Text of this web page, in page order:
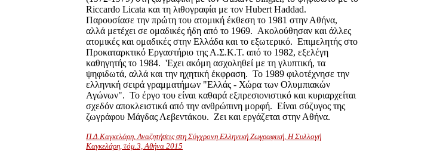
Riccardo Licata και τη λιθογραφία με τον Hubert Haddad.
Παρουσίασε την πρώτη του ατομική έκθεση το 1981 στην Αθήνα,
αλλά μετέχει σε ομαδικές ήδη από το 1969. Ακολούθησαν και άλλες
ατομικές και ομαδικές στην Ελλάδα και το εξωτερικό. Επιμελητής στο
Προκαταρκτικό Εργαστήριο της Α.Σ.Κ.Τ. από το 1982, εξελέγη
καθηγητής το 1984. 'Εχει ακόμη ασχοληθεί με τη γλυπτική, τα
ψηφιδωτά, αλλά και την ηχητική έκφραση. Το 1989 φιλοτέχνησε την
ελληνική σειρά γραμματήμων "Ελλάς - Χώρα των Ολυμπιακών
Αγώνων". Το έργο του είναι καθαρά εξπρεσιονιστικό και κυριαρχείται
σχεδόν αποκλειστικά από την ανθρώπινη μορφή. Είναι σύζυγος της
ζωγράφου Μάγδας Λεβεντάκου. Ζει και εργάζεται στην Αθήνα.
Π.Δ.Καγκελάρη, Αναζητήσεις στη Σύγχρονη Ελληνική Ζωγραφική, Η Συλλογή
Καγκελάρη, τόμ.3, Αθήνα 2015